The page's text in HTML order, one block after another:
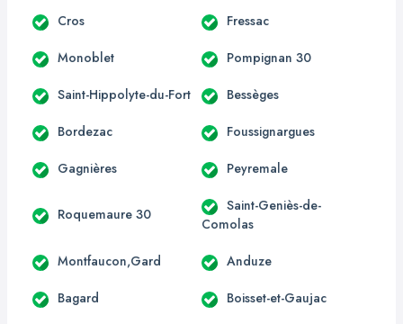
Cros Fressac
Monoblet Pompignan 30
Saint-Hippolyte-du-Fort Bessèges
Bordezac Foussignargues
Gagnières Peyremale
Roquemaure 30
Saint-Geniès-de-
Comolas
Montfaucon,Gard Anduze
Bagard Boisset-et-Gaujac